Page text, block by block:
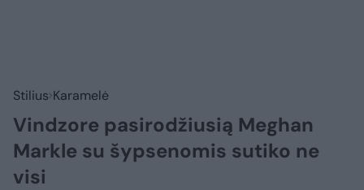
Stilius Karamelė
Vindzore pasirodžiusią Meghan
Markle su šypsenomis sutiko ne
visi